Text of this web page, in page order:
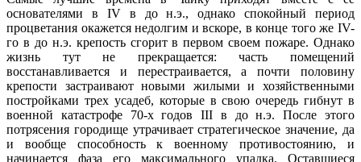
основателями в IV в до н.э., однако спокойный период
процветания окажется недолгим и вскоре, в конце того же IV-
го в до н.э. крепость сгорит в первом своем пожаре. Однако
жизнь тут не прекращается: часть помещений
восстанавливается и перестраивается, а почти половину
крепости застраивают новыми жилыми и хозяйственными
постройками трех усадеб, которые в свою очередь гибнут в
военной катастрофе 70-х годов III в до н.э. После этого
потрясения городище утрачивает стратегическое значение, да
и вообще способность к военному противостоянию, и
начинается фаза его максимального упадка. Оставшиеся